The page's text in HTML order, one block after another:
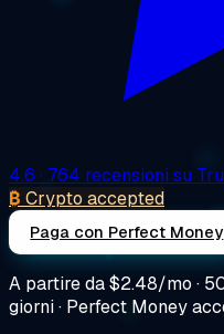
4.6 · 764 recensioni su
₿ Crypto accepted
Paga con Perfect Money
A partire da$2.48/mo ·
giorni · Perfect Money